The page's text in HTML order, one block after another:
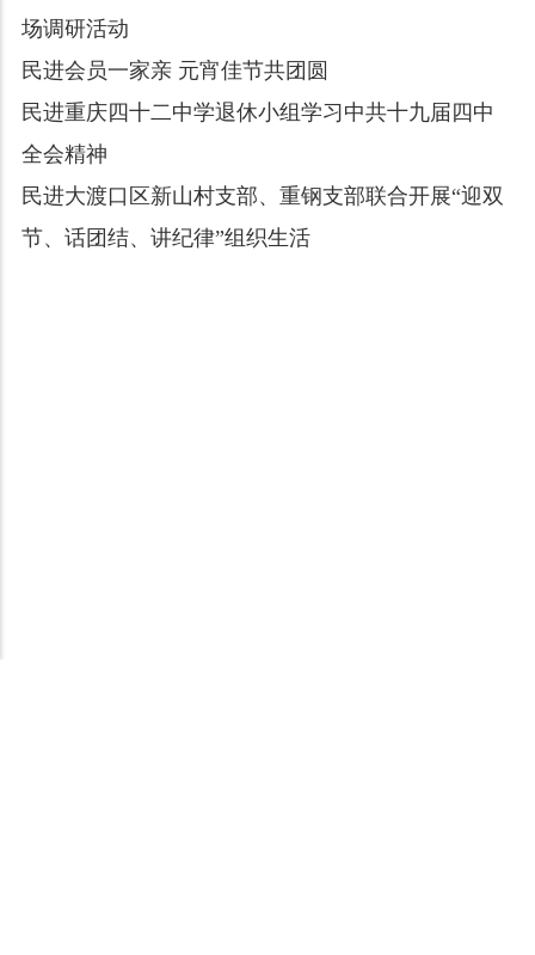
场调研活动
民进会员一家亲 元宵佳节共团圆
民进重庆四十二中学退休小组学习中共十九届四中
全会精神
民进大渡口区新山村支部、重钢支部联合开展“迎双
节、话团结、讲纪律”组织生活